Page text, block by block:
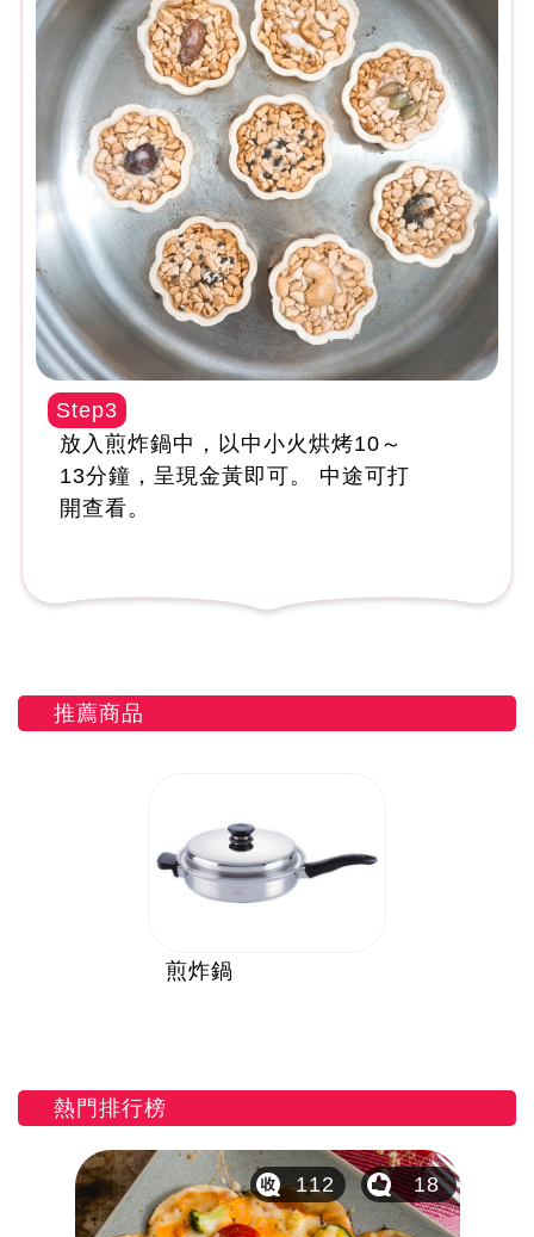
Step3
放入煎炸鍋中，以中小火烘烤10～
13分鐘，呈現金黃即可。 中途可打
開查看。
推薦商品
煎炸鍋
熱門排行榜
112 18